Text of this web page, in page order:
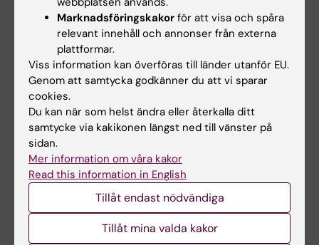
hemuppgifter.
Obligatorisk närvaro på samtliga schemalagda
föreläsningar/seminarier och gruppaktiviteter.
Examinator bedömer om och i så fall hur
frånvaro från obligatoriska utbildningsinslag
kan tas igen. Innan deltagaren medverkat i de
obligatoriska utbildningsinslagen eller tagit
igen frånvaro i enlighet med examinators
anvisningar kan inte studieresultaten
slutrapporteras.
Marknadsföringskakor för att visa och spåra
relevant innehåll och annonser från externa
plattformar.
Viss information kan överföras till länder utanför EU.
Genom att samtycka godkänner du att vi sparar
cookies.
Du kan när som helst ändra eller återkalla ditt
samtycke via kakikonen längst ned till vänster på
sidan.
Mer information om våra kakor
Read this information in English
Tillåt endast nödvändiga
Tillåt mina valda kakor